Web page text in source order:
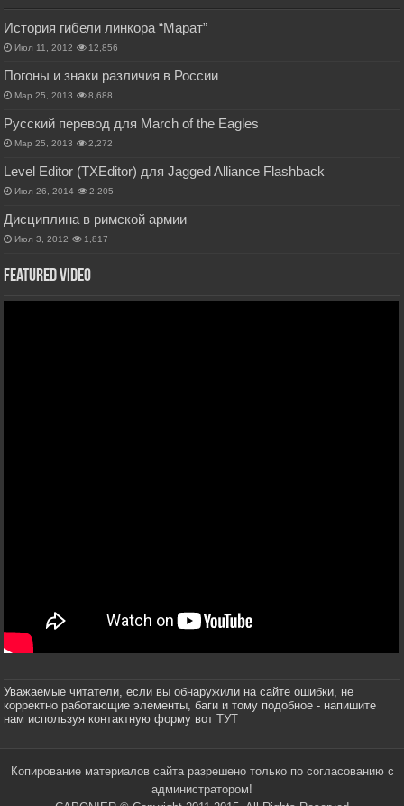
История гибели линкора “Марат”
Июл 11, 2012 12,856
Погоны и знаки различия в России
Мар 25, 2013 8,688
Русский перевод для March of the Eagles
Мар 25, 2013 2,272
Level Editor (TXEditor) для Jagged Alliance Flashback
Июл 26, 2014 2,205
Дисциплина в римской армии
Июл 3, 2012 1,817
Featured Video
Уважаемые читатели, если вы обнаружили на сайте ошибки, не
корректно работающие элементы, баги и тому подобное - напишите
нам используя контактную форму вотТУТ
Копирование материалов сайта разрешено только по согласованию с
администратором!